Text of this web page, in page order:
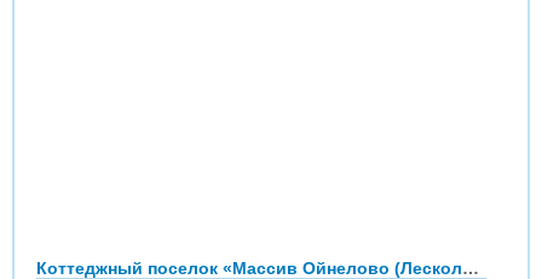
Коттеджный поселок «Массив Ойнелово (Лесколово)»